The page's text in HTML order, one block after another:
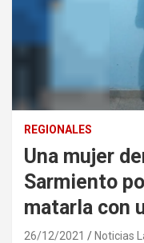
REGIONALES
Una mujer
Sarmiento
matarla con
26/12/2021 Noticias